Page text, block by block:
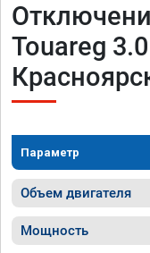
Touareg
Параметр
Объем двигателя
Мощность